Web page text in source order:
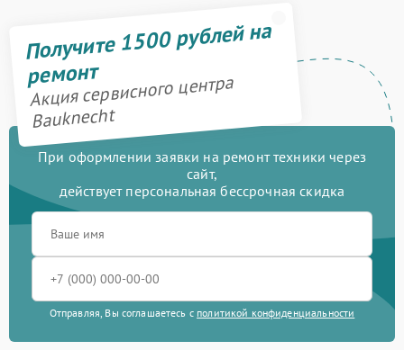
Получите 1500 рублей на
ремонт
Акция сервисного центра
Bauknecht
При оформлении заявки на ремонт техники через
сайт,
действует персональная бессрочная скидка
Отправляя, Вы соглашаетесь с политикой конфиденциальности